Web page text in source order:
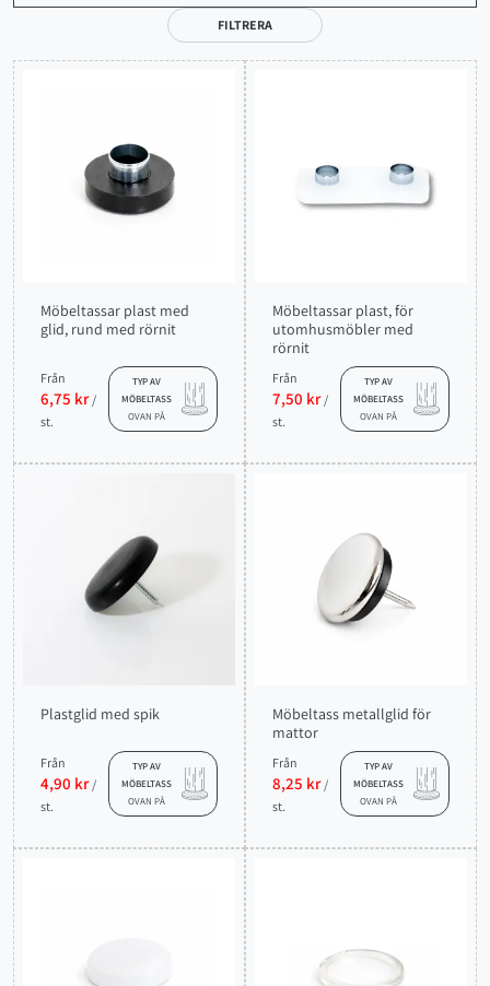
FILTRERA
Möbeltassar plast med
glid, rund med rörnit
Från
6,75 kr /
st.
TYP AV
MÖBELTASS
OVAN PÅ
Möbeltassar plast, för
utomhusmöbler med
rörnit
Från
7,50 kr /
st.
TYP AV
MÖBELTASS
OVAN PÅ
Plastglid med spik
Från
4,90 kr /
st.
TYP AV
MÖBELTASS
OVAN PÅ
Möbeltass metallglid för
mattor
Från
8,25 kr /
st.
TYP AV
MÖBELTASS
OVAN PÅ